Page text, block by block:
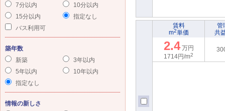
7分以内
10分以内
15分以内
指定なし
バス利用可
築年数
新築
3年以内
5年以内
10年以内
指定なし
情報の新しさ
賃料
m2単価
管
共
2.4 万円
1714円/m2